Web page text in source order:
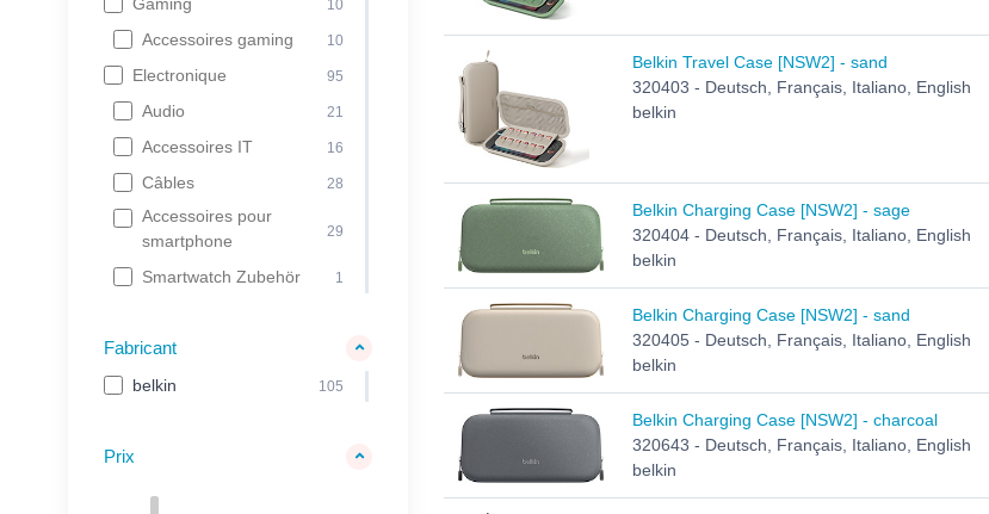
Gaming 10
Accessoires gaming 10
Electronique 95
Audio 21
Accessoires IT 16
Câbles 28
Accessoires pour
smartphone
29
Smartwatch Zubehör 1
Fabricant
belkin 105
Prix
Belkin Travel Case [NSW2] - sand
320403 - Deutsch, Français, Italiano, English
belkin
Belkin Charging Case [NSW2] - sage
320404 - Deutsch, Français, Italiano, English
belkin
Belkin Charging Case [NSW2] - sand
320405 - Deutsch, Français, Italiano, English
belkin
Belkin Charging Case [NSW2] - charcoal
320643 - Deutsch, Français, Italiano, English
belkin